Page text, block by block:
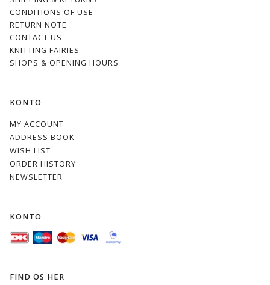
CONDITIONS OF USE
RETURN NOTE
CONTACT US
KNITTING FAIRIES
SHOPS & OPENING HOURS
KONTO
MY ACCOUNT
ADDRESS BOOK
WISH LIST
ORDER HISTORY
NEWSLETTER
KONTO
FIND OS HER